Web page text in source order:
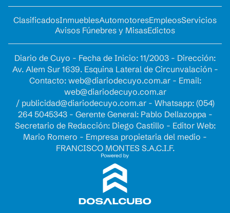
ClasificadosInmueblesAutomotoresEmpleosServicios
Avisos Fúnebres y MisasEdictos
Diario de Cuyo - Fecha de Inicio: 11/2003 - Dirección:
Av. Alem Sur 1639. Esquina Lateral de Circunvalación -
Contacto: web@diariodecuyo.com.ar- Email:
web@diariodecuyo.com.ar
/ publicidad@diariodecuyo.com.ar- Whatsapp: (054)
264 5045343 - Gerente General: Pablo Dellazoppa -
Secretario de Redacción: Diego Castillo - Editor Web:
Mario Romero - Empresa propietaria del medio -
FRANCISCO MONTES S.A.C.I.F.